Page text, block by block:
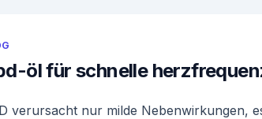
öl für schnelle
verursacht nur milde Nebenwirkungen,